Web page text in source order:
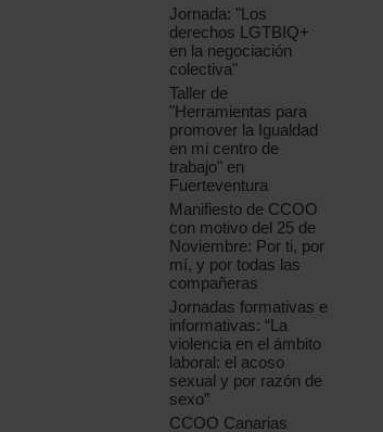
Jornada: "Los
derechos LGTBIQ+
en la negociación
colectiva"
Taller de
"Herramientas para
promover la Igualdad
en mi centro de
trabajo" en
Fuerteventura
Manifiesto de CCOO
con motivo del 25 de
Noviembre: Por ti, por
mí, y por todas las
compañeras
Jornadas formativas e
informativas: “La
violencia en el ámbito
laboral: el acoso
sexual y por razón de
sexo”
CCOO Canarias